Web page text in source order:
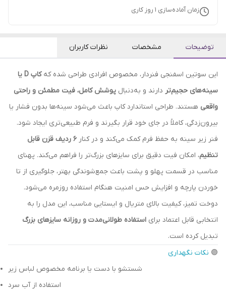
زمان آماده‌سازی 1 روز کاری
توضیحات مشخصات نظرات کاربران
این سوتین اسفنجی فنردار، مخصوص افرادی طراحی شده که
کاپ D یا
سینه‌های حجیم‌تر دارند و به‌دنبال پوشش کامل، فیت مطمئن و راحتی
واقعی هستند. طراحی استاندارد کاپ باعث می‌شود سینه‌ها بدون فشار یا
بیرون‌زدگی، کاملاً در جای خود قرار بگیرند و فرم طبیعی‌تری ایجاد شود.
فنر زیر سینه به حفظ فرم کمک می‌کند و در کنار
۶ ردیف قزن قابل
تنظیم، امکان فیت دقیق برای سایزهای بزرگ‌تر را فراهم می‌کند. پهنای
مناسب در قسمت پهلو و پشت باعث جمع‌شوندگی بهتر، جلوگیری از تا
خوردن پارچه و افزایش حس امنیت هنگام استفاده روزمره می‌شود.
دوخت تمیز، کیفیت بالای متریال و ایستایی مناسب، این مدل را به
انتخابی قابل اعتماد برای استفاده طولانی‌مدت و روزانه سایزهای بزرگ
تبدیل کرده است.
🟣 نکات نگهداری
شستشو با دست یا برنامه مخصوص لباس زیر
استفاده از آب سرد